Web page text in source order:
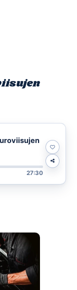
27:30